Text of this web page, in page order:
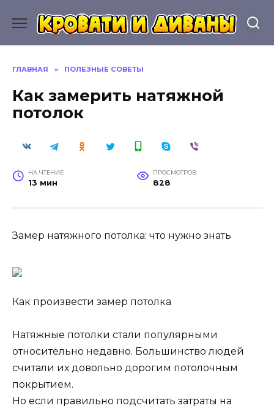
содержанию
ГЛАВНАЯ » ПОЛЕЗНЫЕ СОВЕТЫ
Как замерить натяжной
потолок
НА ЧТЕНИЕ
13 мин
ПРОСМОТРОВ
828
Замер натяжного потолка: что нужно знать
Как произвести замер потолка
Натяжные потолки стали популярными
относительно недавно. Большинство людей
считали их довольно дорогим потолочным
покрытием.
Но если правильно подсчитать затраты на